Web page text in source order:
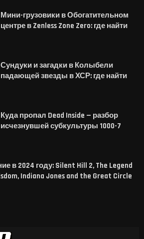
Мини-грузовики в Обогатительном
центре в Zenless Zone Zero: где найти
Сундуки и загадки в Колыбели
падающей звезды в ХСР: где найти
Куда пропал Dead Inside — разбор
исчезнувшей субкультуры 1000-7
в 2024 году: Silent Hill 2, The Legend
Indiana Jones and the Great Circle